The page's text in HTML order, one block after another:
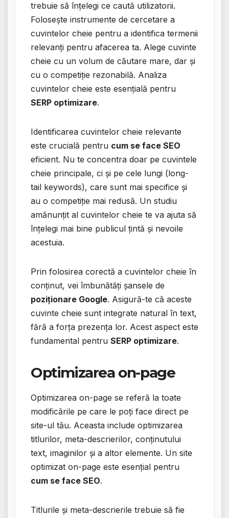
trebuie să înțelegi ce caută utilizatorii.
Folosește instrumente de cercetare a
cuvintelor cheie pentru a identifica termenii
relevanți pentru afacerea ta. Alege cuvinte
cheie cu un volum de căutare mare, dar și
cu o competiție rezonabilă. Analiza
cuvintelor cheie este esențială pentru
SERP optimizare.
Identificarea cuvintelor cheie relevante
este crucială pentru cum se face SEO
eficient. Nu te concentra doar pe cuvintele
cheie principale, ci și pe cele lungi (long-
tail keywords), care sunt mai specifice și
au o competiție mai redusă. Un studiu
amănunțit al cuvintelor cheie te va ajuta să
înțelegi mai bine publicul țintă și nevoile
acestuia.
Prin folosirea corectă a cuvintelor cheie în
conținut, vei îmbunătăți șansele de
poziționare Google. Asigură-te că aceste
cuvinte cheie sunt integrate natural în text,
fără a forța prezența lor. Acest aspect este
fundamental pentru SERP optimizare.
Optimizarea on-page
Optimizarea on-page se referă la toate
modificările pe care le poți face direct pe
site-ul tău. Aceasta include optimizarea
titlurilor, meta-descrierilor, conținutului
text, imaginilor și a altor elemente. Un site
optimizat on-page este esențial pentru
cum se face SEO.
Titlurile și meta-descrierile trebuie să fie